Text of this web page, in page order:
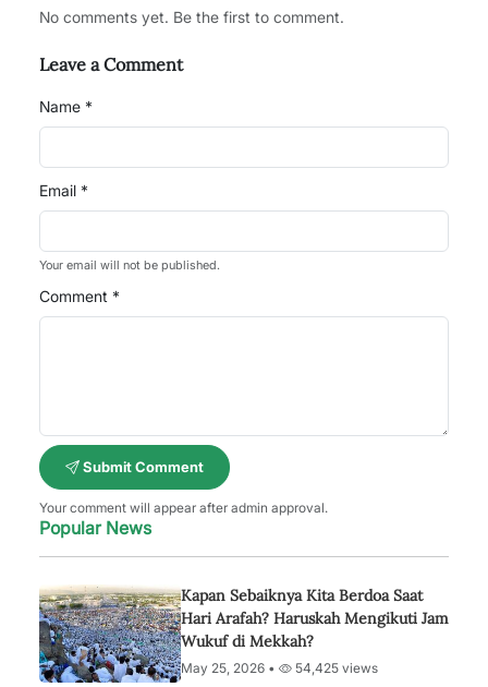
No comments yet. Be the first to comment.
Leave a Comment
Name *
Email *
Your email will not be published.
Comment *
Submit Comment
Your comment will appear after admin approval.
Popular News
Kapan Sebaiknya Kita Berdoa Saat
Hari Arafah? Haruskah Mengikuti Jam
Wukuf di Mekkah?
May 25, 2026 • 54,425 views